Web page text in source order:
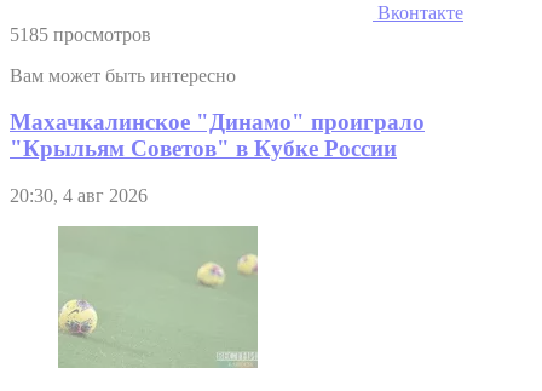
Вконтакте
5185 просмотров
Вам может быть интересно
Махачкалинское "Динамо" проиграло
"Крыльям Советов" в Кубке России
20:30, 4 авг 2026